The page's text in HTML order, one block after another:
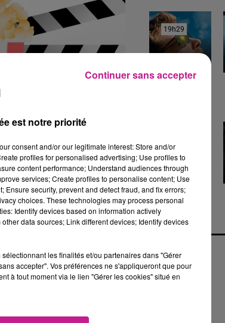
l’éternité, Joan doit
retrouver son premier
vous souhaitez l'afficher,
19h29
19h29
TEMPER CITY
Self Aware
est notre priorité
consent and/or our legitimate interest: Store and/or
profiles for personalised advertising; Use profiles to
content performance; Understand audiences through
services; Create profiles to personalise content; Use
security, prevent and detect fraud, and fix errors;
choices. These technologies may process personal
Identify devices based on information actively
data sources; Link different devices; Identify devices
les finalités et/ou partenaires dans "Gérer
accepter". Vos préférences ne s'appliqueront que pour
à tout moment via le lien "Gérer les cookies" situé en
Continuer sans accepter